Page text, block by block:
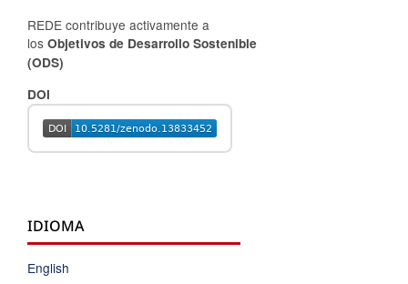
REDE contribuye activamente a
los Objetivos de Desarrollo Sostenible
(ODS)
DOI
IDIOMA
English